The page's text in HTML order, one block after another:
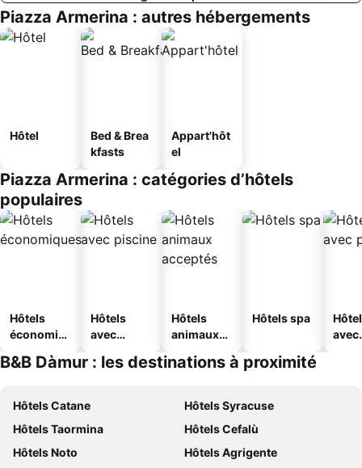
Piazza Armerina : autres hébergements
Hôtel
Bed & Brea
kfasts
Appart'hôt
el
Piazza Armerina : catégories d’hôtels
populaires
Hôtels
économiq
Hôtels
avec
Hôtels
animaux
Hôtels spa
avec
B&B Dàmur : les destinations à proximité
Hôtels Catane
Hôtels Syracuse
Hôtels Taormina
Hôtels Cefalù
Hôtels Noto
Hôtels Agrigente